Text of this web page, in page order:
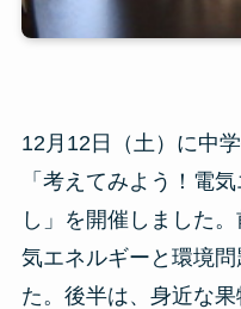
12月12日（土）に中
「考えてみよう！電
し」を開催しました
気エネルギーと環境
た。後半は、身近な